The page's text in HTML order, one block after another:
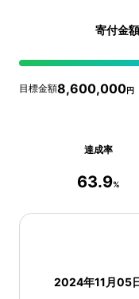
寄付金額
目標金額8,600,000円
達成率
63.9%
2024年11月05